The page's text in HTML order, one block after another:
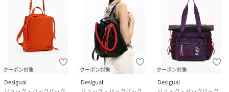
クーポン対象
Desigual
クーポン対象
Desigual
クーポン対象
Desigual